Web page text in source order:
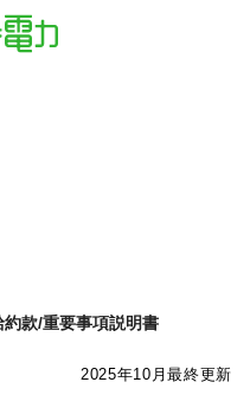
約款/重要事項説明書
2025年10月最終更新